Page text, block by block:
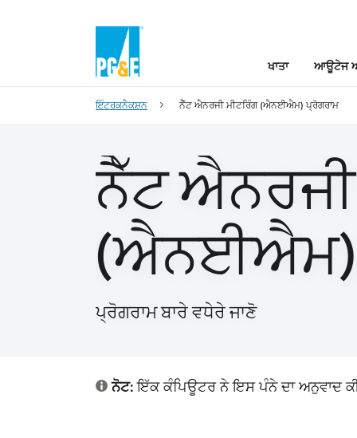
ਖਾਤਾ ਆਊਟੇਜ
ਇੰਟਰਕਨੈਕਸ਼ਨ ਨੈੱਟ ਐਨਰਜੀ ਮੀਟਰਿੰਗ (ਐਨਈਐਮ) ਪ੍ਰੋਗਰਾਮ
ਨੈੱਟ
(ਐਨਈਐਮ)
ਪ੍ਰੋਗਰਾਮ ਬਾਰੇ ਵਧੇਰੇ ਜਾਣੋ
ਨੋਟ:ਇੱਕ ਕੰਪਿਊਟਰ ਨੇ ਇਸ ਪੰਨੇ ਦਾ ਅਨੁਵਾਦ